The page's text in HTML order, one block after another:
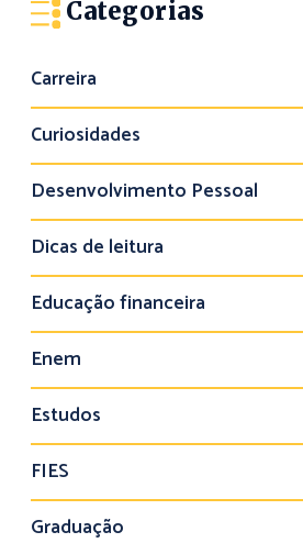
Categorias
Carreira
Curiosidades
Desenvolvimento Pessoal
Dicas de leitura
Educação financeira
Enem
Estudos
FIES
Graduação